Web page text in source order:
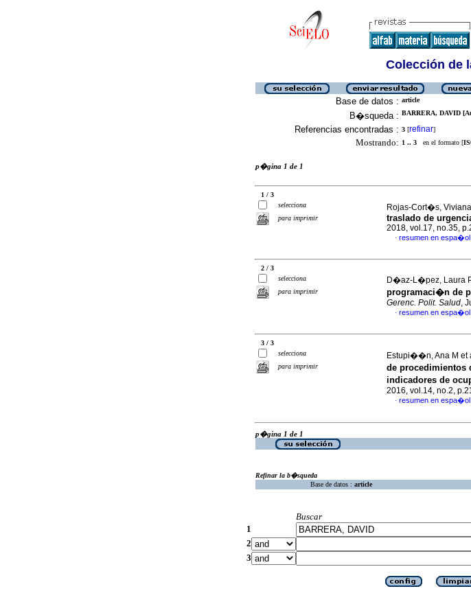
Colección de
Base de datos : article
B�squeda : BARRERA, DAVID
Referencias encontradas : 3 [refinar]
Mostrando: 1 .. 3 en el formato [
p�gina 1 de 1
1 / 3
selecciona
para imprimir
Rojas-Cort�s,
traslado de
2018, vol.17, no.35,
· resumen en espa�ol
2 / 3
selecciona
para imprimir
D�az-L�pez, Laura
programaci�n de
Gerenc. Polit. Salud,
· resumen en espa�ol
3 / 3
selecciona
para imprimir
Estupi��n, Ana M et
de
indicadores de
2016, vol.14, no.2,
· resumen en espa�ol
p�gina 1 de 1
Refinar la b�squeda
Base de datos : article
Buscar
1
2
3